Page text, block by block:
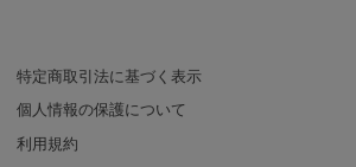
特定商取引法に基づく表示
個人情報の保護について
利用規約